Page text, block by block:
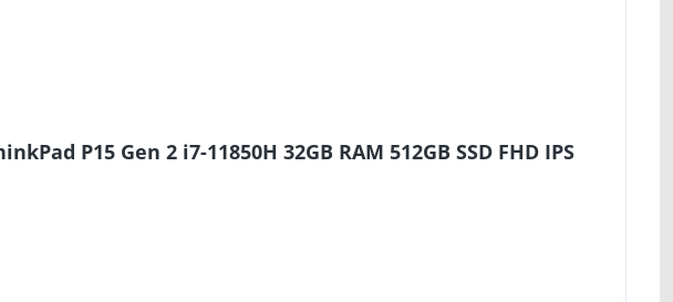
P15 Gen 2 i7-11850H 32GB RAM 512GB SSD FHD IPS